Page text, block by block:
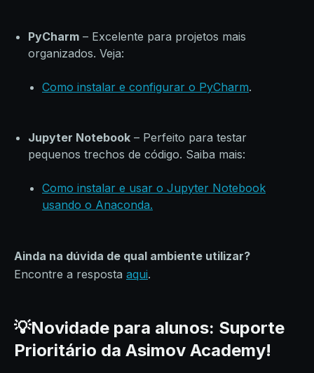
PyCharm – Excelente para projetos mais
organizados. Veja:
Como instalar e configurar o PyCharm.
Jupyter Notebook – Perfeito para testar
pequenos trechos de código. Saiba mais:
Como instalar e usar o Jupyter Notebook
usando o Anaconda.
Ainda na dúvida de qual ambiente utilizar?
Encontre a resposta aqui.
💡Novidade para alunos: Suporte
Prioritário da Asimov Academy!